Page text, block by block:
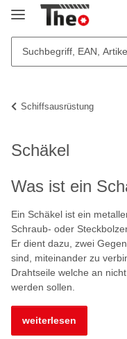
Schiffsausrüstung
Schäkel
Was ist ein
Ein Schäkel ist ein
Schraub- oder
Er dient dazu, zwei
sind, miteinander zu
Drahtseile welche an
werden sollen.
weiterlesen